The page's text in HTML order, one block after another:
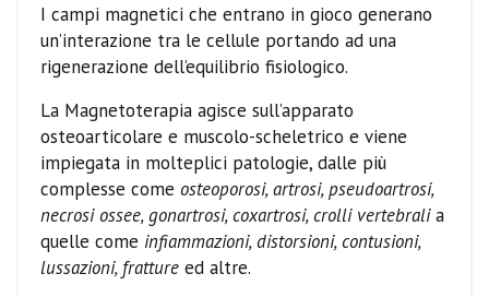
I campi magnetici che entrano in gioco generano
un’interazione tra le cellule portando ad una
rigenerazione dell’equilibrio fisiologico.
La Magnetoterapia agisce sull’apparato
osteoarticolare e muscolo-scheletrico e viene
impiegata in molteplici patologie, dalle più
complesse come osteoporosi, artrosi, pseudoartrosi,
necrosi ossee, gonartrosi, coxartrosi, crolli vertebralia
quelle come infiammazioni, distorsioni, contusioni,
lussazioni, fratture ed altre.